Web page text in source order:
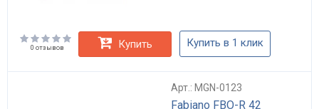
0 отзывов Купить Купить в 1 клик
Арт.: MGN-0123
Fabiano FBO-R 42